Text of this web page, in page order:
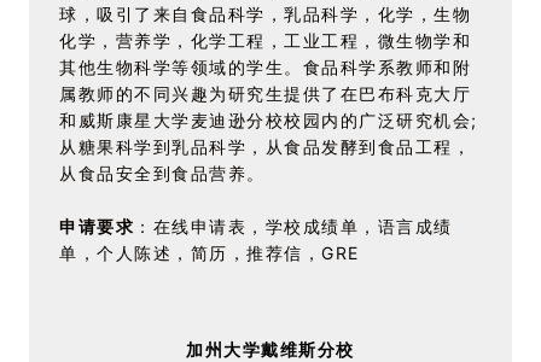
球，吸引了来自食品科学，乳品科学，化学，生物
化学，营养学，化学工程，工业工程，微生物学和
其他生物科学等领域的学生。食品科学系教师和附
属教师的不同兴趣为研究生提供了在巴布科克大厅
和威斯康星大学麦迪逊分校校园内的广泛研究机会;
从糖果科学到乳品科学，从食品发酵到食品工程，
从食品安全到食品营养。
申请要求 ：在线申请表，学校成绩单，语言成绩
单，个人陈述，简历，推荐信，GRE
加州大学戴维斯分校